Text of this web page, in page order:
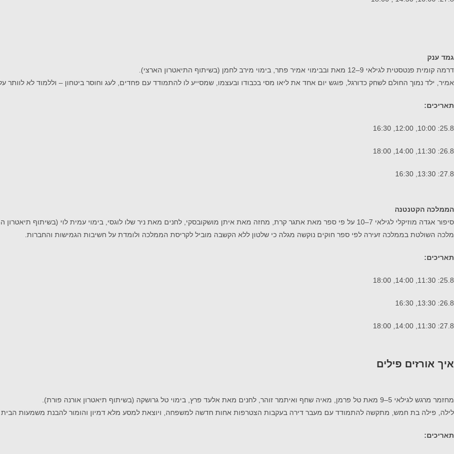
גמד ענק
דרמה קומית פנטסטית לגילאי 9–12 מאת ובבימוי אמיר פתר, בימוי מירב לחמן (בשיתוף התיאטרון הארצי).
אמיר, ילד נמוך החולם לשחק כדורגל, פוגש יום אחד את ליאו מסי בכבודו ובעצמו, שמסייע לו להתמודד עם פחדים, לעג וחוסר ביטחון – וללמוד לא לוותר
תאריכים:
25.8: 10:00, 12:00, 16:30
26.8: 11:30, 14:00, 18:00
27.8: 13:30, 16:30
הממלכה הקטנטנה
סיפור אגדה מוזיקלי לגילאי 7–10 על פי ספר מאת אתגר קרת, מחזה מאת איתן מושקובסקי, לחנים מאת ניר שלו לוגסי, בימוי עמית לוי (בשיתוף תיאטרון המדיטק).
מלכה השולטת בממלכה זעירה לפי ספר חוקים נוקשה מגלה כי שלטון ללא הקשבה מוביל לקריסת הממלכה ולומדת על חשיבות הגמישות והחברות.
תאריכים:
25.8: 11:30, 14:00, 18:00
26.8: 13:30, 16:30
27.8: 11:30, 14:00, 18:00
איך אורזים פילים
מחזמר מרגש לגילאי 5–9 מאת טל פרמן, מאיה שחף ואיתמר זוהר, לחנים מאת אלעד פרץ, בימוי טל גרושקה (בשיתוף תיאטרון אורנה פורת).
לילה, פילה בת חמש, מתקשה להתמודד עם מעבר דירה בעקבות הצטרפות אחות חדשה למשפחה, ויוצאת למסע מלא דמיון והומור להבנת משמעות הבית
תאריכים: